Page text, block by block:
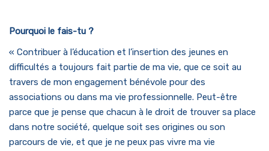
Pourquoi le fais-tu ?
« Contribuer à l’éducation et l’insertion des jeunes en
difficultés a toujours fait partie de ma vie, que ce soit au
travers de mon engagement bénévole pour des
associations ou dans ma vie professionnelle. Peut-être
parce que je pense que chacun à le droit de trouver sa place
dans notre société, quelque soit ses origines ou son
parcours de vie, et que je ne peux pas vivre ma vie